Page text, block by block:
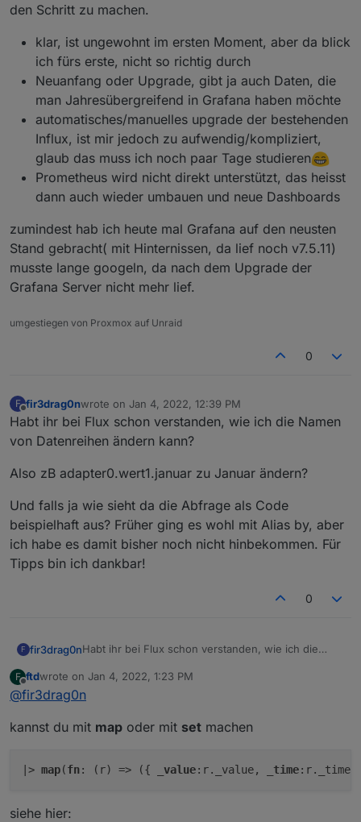
den Schritt zu machen.
klar, ist ungewohnt im ersten Moment, aber da blick
ich fürs erste, nicht so richtig durch
Neuanfang oder Upgrade, gibt ja auch Daten, die
man Jahresübergreifend in Grafana haben möchte
automatisches/manuelles upgrade der bestehenden
Influx, ist mir jedoch zu aufwendig/kompliziert,
glaub das muss ich noch paar Tage studieren
Prometheus wird nicht direkt unterstützt, das heisst
dann auch wieder umbauen und neue Dashboards
zumindest hab ich heute mal Grafana auf den neusten
Stand gebracht( mit Hinternissen, da lief noch v7.5.11)
musste lange googeln, da nach dem Upgrade der
Grafana Server nicht mehr lief.
umgestiegen von Proxmox auf Unraid
0
F
Offline
fir3drag0nwrote on Jan 4, 2022, 12:39 PM
last edited by
Habt ihr bei Flux schon verstanden, wie ich die Namen
von Datenreihen ändern kann?
Also zB adapter0.wert1.januar zu Januar ändern?
Und falls ja wie sieht da die Abfrage als Code
beispielhaft aus? Früher ging es wohl mit Alias by, aber
ich habe es damit bisher noch nicht hinbekommen. Für
Tipps bin ich dankbar!
0
F fir3drag0nHabt ihr bei Flux schon verstanden, wie ich die
Also zB adapter0.wert1.januar zu Januar ändern?
beispielhaft aus? Früher ging es wohl mit Alias by,
F
Offline
ftdwrote on Jan 4, 2022, 1:23 PM
last edited by
@fir3drag0n
kannst du mit map oder mit set machen
|> map(fn: (r) => ({ _value:r._value, _time
siehe hier: